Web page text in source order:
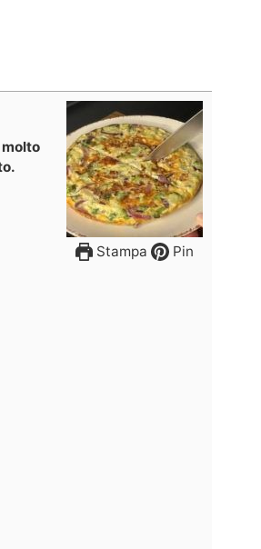
Stampa Pin